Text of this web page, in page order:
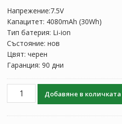
82.91 лв..
Напрежение:7.5V
Капацитет: 4080mAh (30Wh)
Тип батерия: Li-ion
Състояние: нов
Цвят: черен
Гаранция: 90 дни
количество
Добавяне в количката